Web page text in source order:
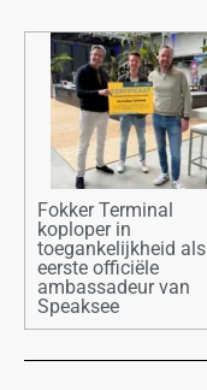
Fokker Terminal
koploper in
toegankelijkheid als
eerste officiële
ambassadeur van
Speaksee